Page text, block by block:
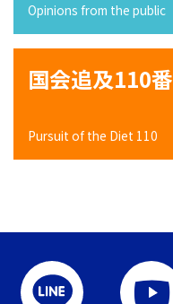
Opinions from the public
国会追及110番
Pursuit of the Diet 110